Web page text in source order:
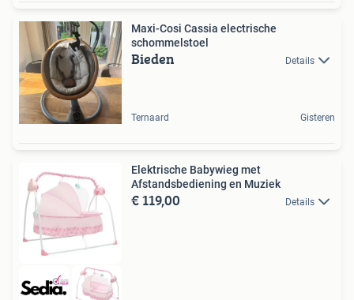
Maxi-Cosi Cassia electrische
schommelstoel
Bieden Details
Ternaard Gisteren
Elektrische Babywieg met
Afstandsbediening en Muziek
€ 119,00 Details